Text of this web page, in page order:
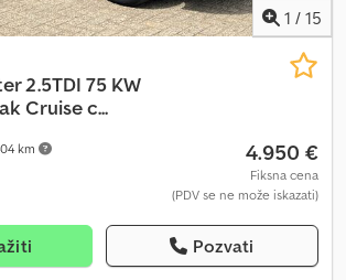
1 / 15
km
2.5TDI 75 KW
Cruise c...
4.950 €
Fiksna cena
(PDV se ne može iskazati)
Pozvati